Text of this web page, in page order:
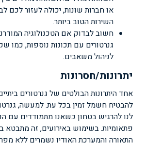
או חברות שונות, יכולה לעזור לכם
השירות הטוב ביותר.
חשוב לבדוק אם הטכנולוגיה
גנרטורים עם תכונות נוספות, כמו
לניהול משאבים.
יתרונות/חסרונות
אחד היתרונות הבולטים של גנרטורים
להבטיח חשמל זמין בכל עת. למעשה,
לנו להרגיש בטחון כשאנו מתמודדים עם
פתאומיות. בשימוש באירועים, זה מתבטא
התאורה והמערכת האודיו נשמרים ללא